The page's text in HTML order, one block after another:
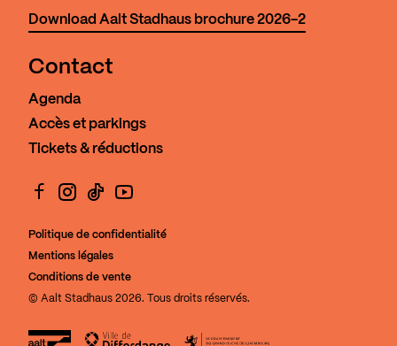
Download Aalt Stadhaus brochure 2026-2
Contact
Agenda
Accès et parkings
Tickets & réductions
Politique de confidentialité
Mentions légales
Conditions de vente
© Aalt Stadhaus 2026. Tous droits réservés.
Aalt StadhausVille de DifferdangeLe Gouvernement du Grand-